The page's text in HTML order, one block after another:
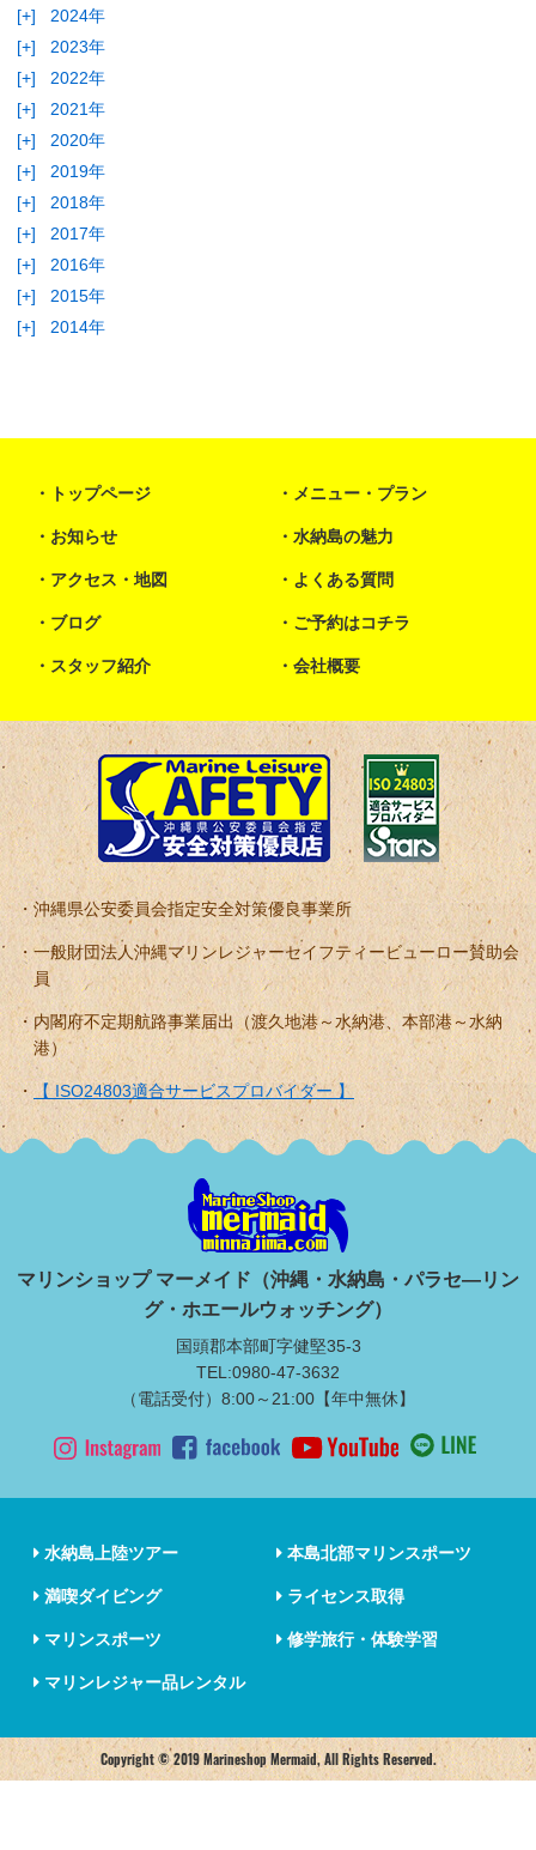
[+]
2024年
[+]
2023年
[+]
2022年
[+]
2021年
[+]
2020年
[+]
2019年
[+]
2018年
[+]
2017年
[+]
2016年
[+]
2015年
[+]
2014年
トップページ メニュー・プラン
お知らせ 水納島の魅力
アクセス・地図 よくある質問
ブログ ご予約はコチラ
スタッフ紹介 会社概要
沖縄県公安委員会指定安全対策優良事業所
一般財団法人沖縄マリンレジャーセイフティービューロー賛助会
員
内閣府不定期航路事業届出（渡久地港～水納港、本部港～水納
港）
【 ISO24803適合サービスプロバイダー 】
マリンショップ マーメイド（沖縄・水納島・パラセ―リン
グ・ホエールウォッチング）
国頭郡本部町字健堅35-3
TEL:0980-47-3632
（電話受付）8:00～21:00【年中無休】
水納島上陸ツアー 本島北部マリンスポーツ
満喫ダイビング ライセンス取得
マリンスポーツ 修学旅行・体験学習
マリンレジャー品レンタル
Copyright © 2019 Marineshop Mermaid, All Rights Reserved.